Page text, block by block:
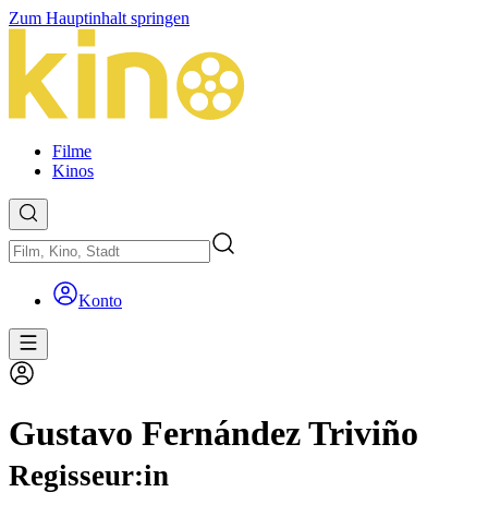
Zum Hauptinhalt springen
Filme
Kinos
Konto
Gustavo Fernández Triviño
Regisseur:in